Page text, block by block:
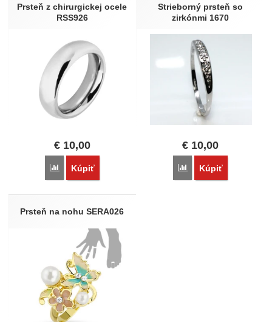
Nebola pridaná žiadna recenzia.
Prsteň z chirurgickej ocele
RSS926
€ 10,00
Porovnať
Kúpiť
Strieborný prsteň so
zirkónmi 1670
€10,00
Porovnať
Kúpiť
Prsteň na nohu SERA026